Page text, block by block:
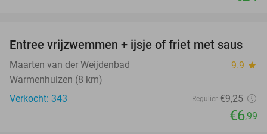
24%
Entree vrijzwemmen + ijsje of friet met saus
Maarten van der Weijdenbad 9.9 star
Warmenhuizen (8 km)
Verkocht: 343
Regulier €9,25
€6,99